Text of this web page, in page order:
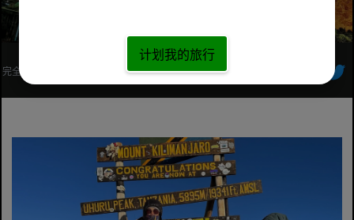
完全注册的非洲当地旅行社
计划我的旅行